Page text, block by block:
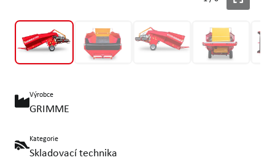
Výrobce
GRIMME
Kategorie
Skladovací technika